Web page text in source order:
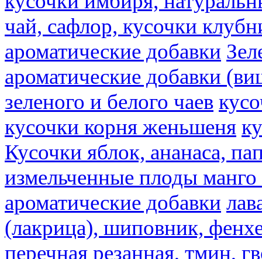
чай, сафлор, кусочки
ароматические добавки
ароматические добавки
зеленого и белого чаев
кусочки корня женьшеня
Кусочки яблок, ананаса,
измельченные плоды
ароматические добавки
(лакрица), шиповник,
перечная резанная, тмин,